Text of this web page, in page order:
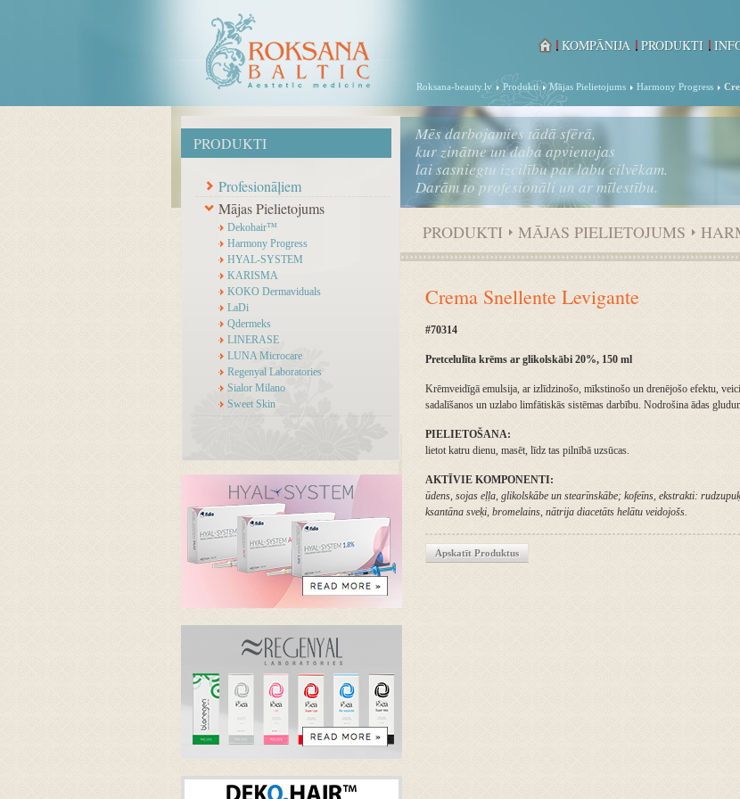
Mēs darbojamies tādā sfērā,
kur zinātne un daba apvienojas
lai sasniegtu izcilību par labu cilvēkam.
Darām to profesionāli un ar mīlestību.
PRODUKTI
Profesionāļiem
Mājas Pielietojums
Dekohair™
Harmony Progress
HYAL-SYSTEM
KARISMA
KOKO Dermaviduals
LaDi
Qdermeks
LINERASE
LUNA Microcare
Regenyal Laboratories
Sialor Milano
Sweet Skin
Roksana-beauty.lv Produkti Mājas Pielietojums Harmony Progress
KOMPĀNIJA PRODUKTI
PRODUKTI MĀJAS PIELIETOJUMS
Crema Snellente Levigante
#70314
Pretcelulīta krēms ar glikolskābi 20%, 150 ml
Krēmveidīgā emulsija, ar izlīdzinošo, mīkstinošo un drenējošo efektu,
sadalīšanos un uzlabo limfātiskās sistēmas darbību. Nodrošina ādas
PIELIETOŠANA:
lietot katru dienu, masēt, līdz tas pilnībā uzsūcas.
AKTĪVIE KOMPONENTI:
ūdens, sojas eļļa, glikolskābe un stearīnskābe; kofeīns, ekstrakti:
ksantāna sveķi, bromelains, nātrija diacetāts helātu veidojošs.
Apskatīt Produktus